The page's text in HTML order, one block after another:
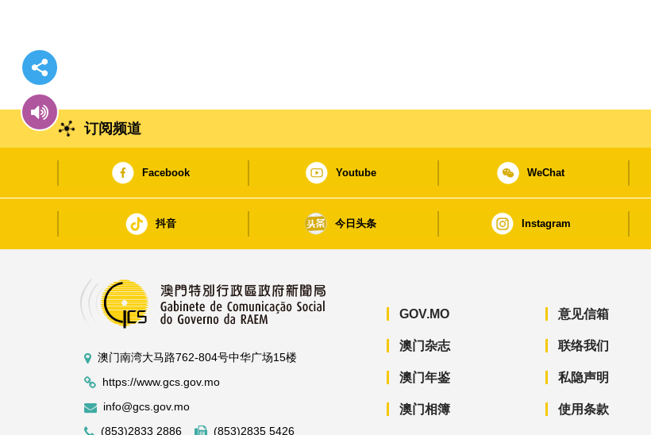
订阅频道
Facebook Youtube WeChat
抖音 今日头条 Instagram
澳门南湾大马路762-804号中华广场15楼
https://www.gcs.gov.mo
info@gcs.gov.mo
(853)2833 2886
(853)2835 5426
GOV.MO
澳门杂志
澳门年鉴
澳门相簿
意见信箱
联络我们
私隐声明
使用条款